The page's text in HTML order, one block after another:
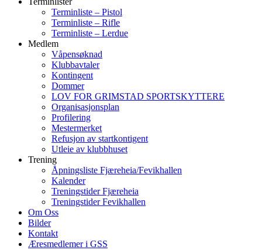
Terminliste – Pistol
Terminliste – Rifle
Terminliste – Lerdue
Medlem
Våpensøknad
Klubbavtaler
Kontingent
Dommer
LOV FOR GRIMSTAD SPORTSKYTTERE
Organisasjonsplan
Profilering
Mestermerket
Refusjon av startkontigent
Utleie av klubbhuset
Trening
Åpningsliste Fjæreheia/Fevikhallen
Kalender
Treningstider Fjæreheia
Treningstider Fevikhallen
Om Oss
Bilder
Kontakt
Æresmedlemer i GSS